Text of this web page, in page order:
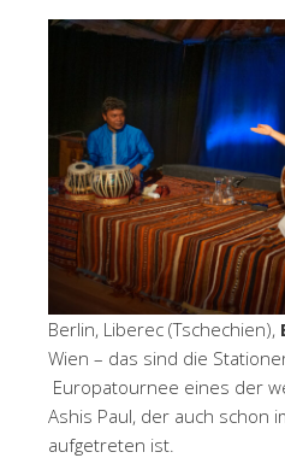
Berlin, Liberec (Tschechien),
Wien – das sind die
Europatournee eines der
Ashis Paul, der auch schon
aufgetreten ist.